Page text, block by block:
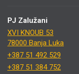
PJ Zalužani
XVI KNOUB 53
78000 Banja Luka
+387 51 492 529
+387 51 384 752